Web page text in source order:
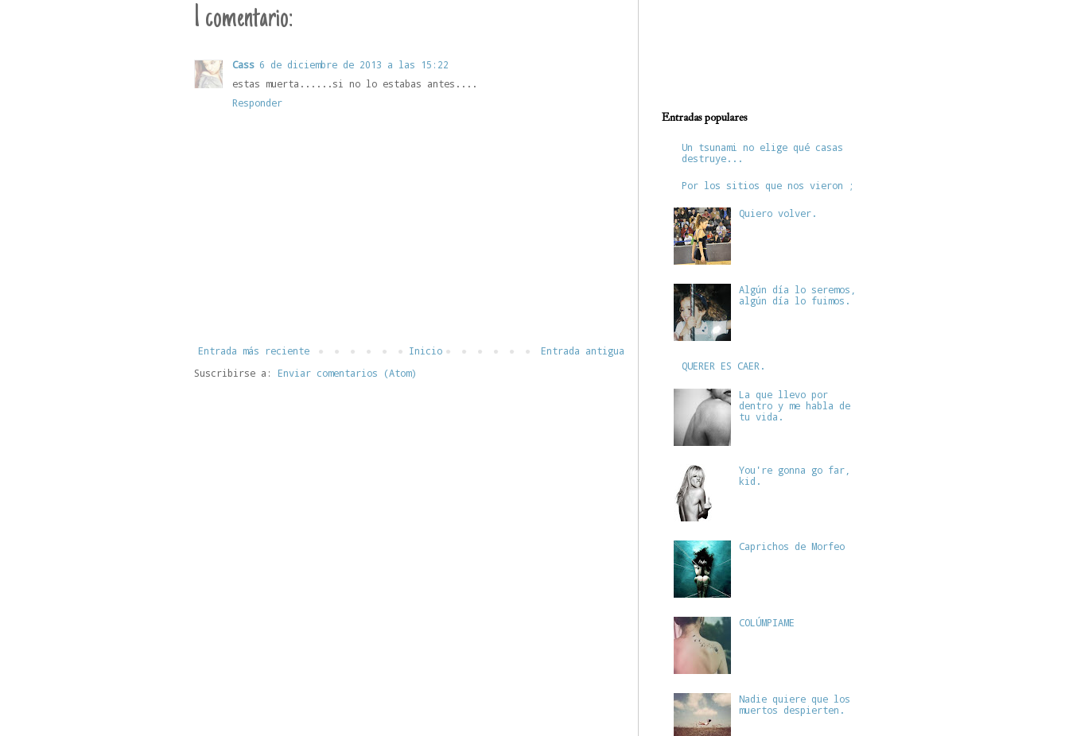
1 comentario:
Cass 6 de diciembre de 2013 a las 15:22
estas muerta......si no lo estabas antes....
Responder
Entrada más reciente Entrada antigua
Inicio
Suscribirse a: Enviar comentarios (Atom)
Entradas populares
Un tsunami no elige qué casas
destruye...
Por los sitios que nos vieron ;
Quiero volver.
Algún día lo seremos,
algún día lo fuimos.
QUERER ES CAER.
La que llevo por
dentro y me habla de
tu vida.
You're gonna go far,
kid.
Caprichos de Morfeo
COLÚMPIAME
Nadie quiere que los
muertos despierten.